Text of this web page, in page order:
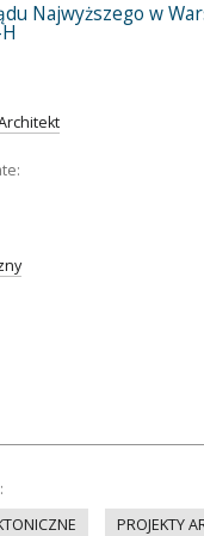
Najwyższego w
PROJEKTY